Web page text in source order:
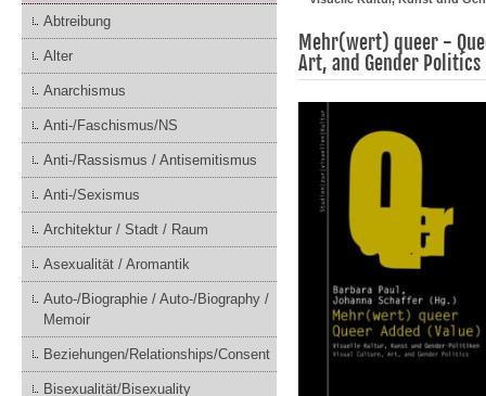
Abtreibung
Alter
Anarchismus
Anti-/Faschismus/NS
Anti-/Rassismus / Antisemitismus
Anti-/Sexismus
Architektur / Stadt / Raum
Asexualität / Aromantik
Auto-/Biographie / Auto-/Biography /
Memoir
Beziehungen/Relationships/Consent
Bisexualität/Bisexuality
Mehr(wert) queer -
Art, and Gender Politics